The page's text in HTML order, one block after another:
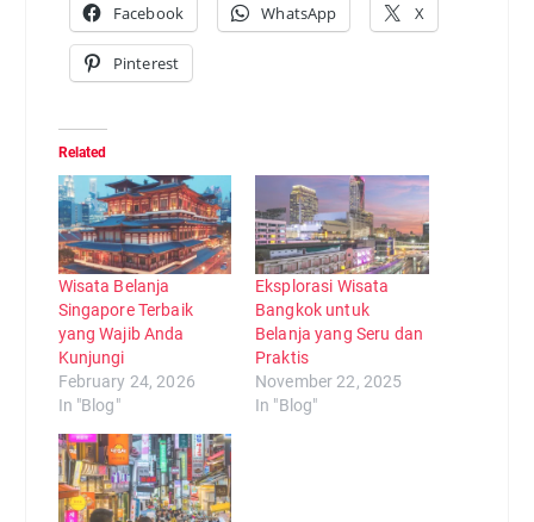
Facebook WhatsApp X
Pinterest
Related
Wisata Belanja
Singapore Terbaik
yang Wajib Anda
Kunjungi
February 24, 2026
In "Blog"
Eksplorasi Wisata
Bangkok untuk
Belanja yang Seru dan
Praktis
November 22, 2025
In "Blog"